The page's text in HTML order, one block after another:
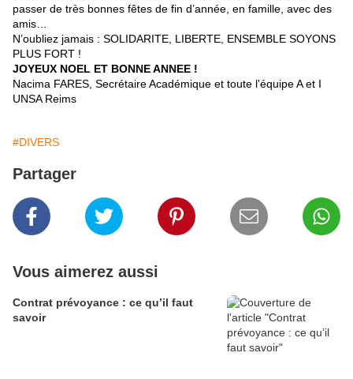
passer de très bonnes fêtes de fin d’année, en famille, avec des
amis…
N’oubliez jamais : SOLIDARITE, LIBERTE, ENSEMBLE SOYONS
PLUS FORT !
JOYEUX NOEL ET BONNE ANNEE !
Nacima FARES, Secrétaire Académique et toute l'équipe A et I
UNSA Reims
#DIVERS
Partager
Vous aimerez aussi
Contrat prévoyance : ce qu’il faut
savoir